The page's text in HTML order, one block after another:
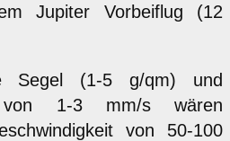
Jupiter Vorbeiflug (12
Segel (1-5 g/qm) und
von 1-3 mm/s wären
von 50-100